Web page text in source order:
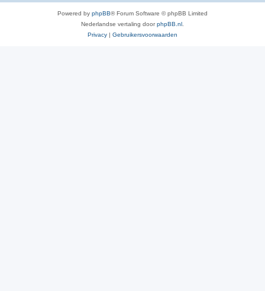
Powered by phpBB® Forum Software © phpBB Limited
Nederlandse vertaling doorphpBB.nl
Privacy | Gebruikersvoorwaarden